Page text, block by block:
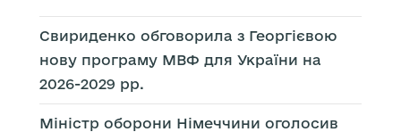
Свириденко обговорила з Георгієвою
нову програму МВФ для України на
2026-2029 рр.
Міністр оборони Німеччини оголосив